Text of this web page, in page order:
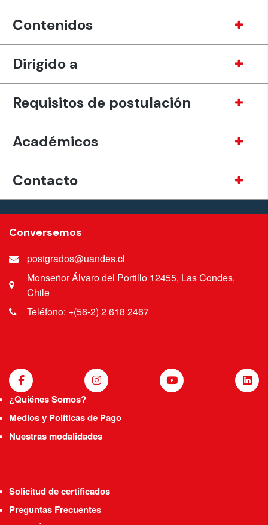
Contenidos
Dirigido a
Requisitos de postulación
Académicos
Contacto
Conversemos
postgrados@uandes.cl
Monseñor Álvaro del Portillo 12455, Las Condes,
Chile
Teléfono: +(56-2) 2 618 2467
¿Quiénes Somos?
Medios y Políticas de Pago
Nuestras modalidades
Solicitud de certificados
Preguntas Frecuentes